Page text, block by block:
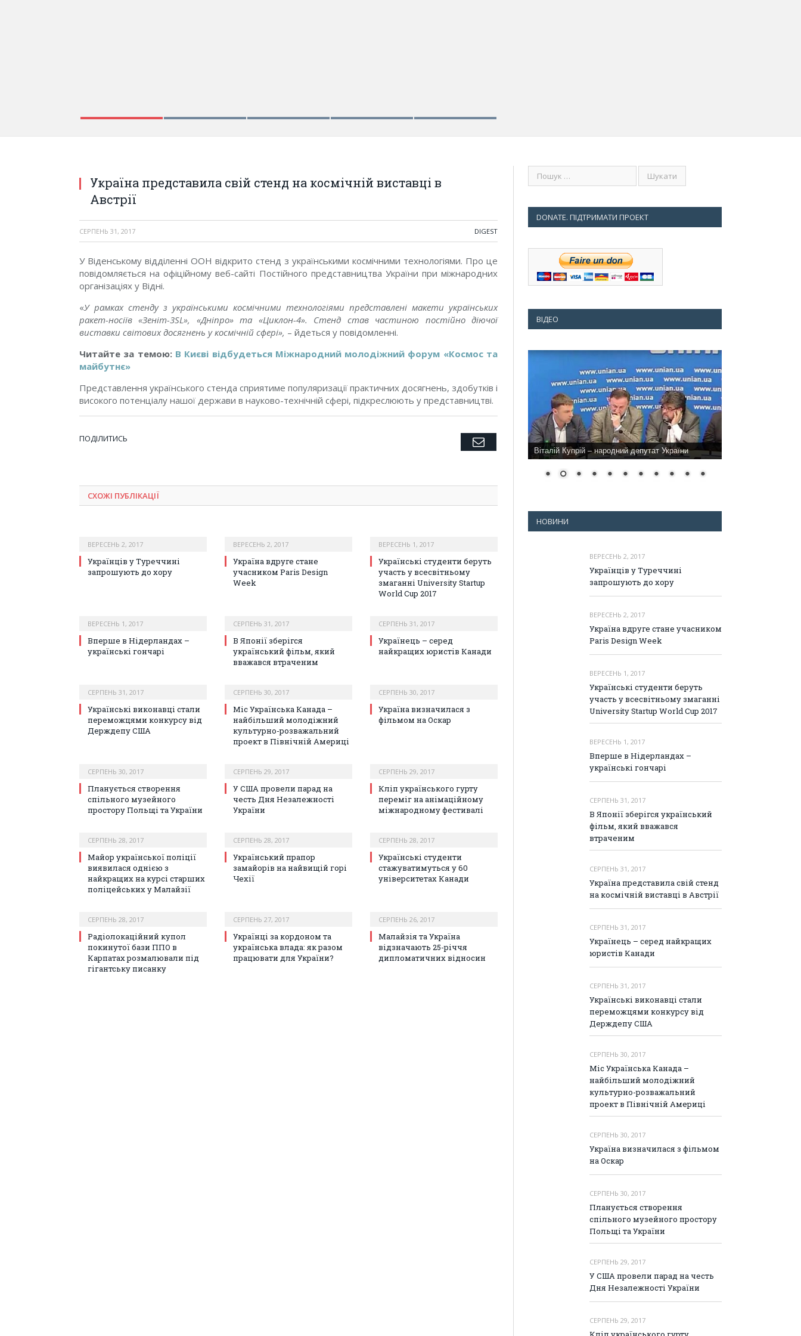
Україна представила свій стенд на космічній виставці в
Австрії
СЕРПЕНЬ 31, 2017 DIGEST
У Віденському відділенні ООН відкрито стенд з українськими космічними технологіями. Про це
повідомляється на офіційному веб-сайті Постійного представництва України при міжнародних
організаціях у Відні.
«У рамках стенду з українськими космічними технологіями представлені макети українських
ракет-носіїв «Зеніт-3SL», «Дніпро» та «Циклон-4». Стенд став частиною постійно діючої
виставки світових досягнень у космічній сфері», – йдеться у повідомленні.
Читайте за темою:В Києві відбудеться Міжнародний молодіжний форум «Космос та
майбутнє»
Представлення українського стенда сприятиме популяризації практичних досягнень, здобутків і
високого потенціалу нашої держави в науково-технічній сфері, підкреслюють у представництві.
ПОДІЛИТИСЬ Twitter
Facebook
Google+
Pinterest
LinkedIn
TumblrEmail
СХОЖІ ПУБЛІКАЦІЇ
ВЕРЕСЕНЬ 2, 2017
Українців у Туреччині
запрошують до хору
ВЕРЕСЕНЬ 2, 2017
Україна вдруге стане
учасником Paris Design
Week
ВЕРЕСЕНЬ 1, 2017
Українські студенти беруть
участь у всесвітньому
змаганні University Startup
World Cup 2017
ВЕРЕСЕНЬ 1, 2017
Вперше в Нідерландах –
українські гончарі
СЕРПЕНЬ 31, 2017
В Японії зберігся
український фільм, який
вважався втраченим
СЕРПЕНЬ 31, 2017
Українець – серед
найкращих юристів Канади
СЕРПЕНЬ 31, 2017
Українські виконавці стали
переможцями конкурсу від
Держдепу США
СЕРПЕНЬ 30, 2017
Міс Українська Канада –
найбільший молодіжний
культурно-розважальний
проект в Північній Америці
СЕРПЕНЬ 30, 2017
Україна визначилася з
фільмом на Оскар
СЕРПЕНЬ 30, 2017
Планується створення
спільного музейного
простору Польщі та України
СЕРПЕНЬ 29, 2017
У США провели парад на
честь Дня Незалежності
України
СЕРПЕНЬ 29, 2017
Кліп українського гурту
переміг на анімаційному
міжнародному фестивалі
СЕРПЕНЬ 28, 2017
Майор української поліції
виявилася однією з
найкращих на курсі старших
поліцейських у Малайзії
СЕРПЕНЬ 28, 2017
Український прапор
замайорів на найвищій горі
Чехії
СЕРПЕНЬ 28, 2017
Українські студенти
стажуватимуться у 60
університетах Канади
СЕРПЕНЬ 28, 2017
Радіолокаційний купол
покинутої бази ППО в
Карпатах розмалювали під
гігантську писанку
СЕРПЕНЬ 27, 2017
Українці за кордоном та
українська влада: як разом
працювати для України?
СЕРПЕНЬ 26, 2017
Малайзія та Україна
відзначають 25-річчя
дипломатичних відносин
DONATE. ПІДТРИМАТИ ПРОЕКТ
ВІДЕО
Віталій Купрій – народний депутат України
НОВИНИ
ВЕРЕСЕНЬ 2, 2017
Українців у Туреччині
запрошують до хору
ВЕРЕСЕНЬ 2, 2017
Україна вдруге стане учасником
Paris Design Week
ВЕРЕСЕНЬ 1, 2017
Українські студенти беруть
участь у всесвітньому змаганні
University Startup World Cup 2017
ВЕРЕСЕНЬ 1, 2017
Вперше в Нідерландах –
українські гончарі
СЕРПЕНЬ 31, 2017
В Японії зберігся український
фільм, який вважався
втраченим
СЕРПЕНЬ 31, 2017
Україна представила свій стенд
на космічній виставці в Австрії
СЕРПЕНЬ 31, 2017
Українець – серед найкращих
юристів Канади
СЕРПЕНЬ 31, 2017
Українські виконавці стали
переможцями конкурсу від
Держдепу США
СЕРПЕНЬ 30, 2017
Міс Українська Канада –
найбільший молодіжний
культурно-розважальний
проект в Північній Америці
СЕРПЕНЬ 30, 2017
Україна визначилася з фільмом
на Оскар
СЕРПЕНЬ 30, 2017
Планується створення
спільного музейного простору
Польщі та України
СЕРПЕНЬ 29, 2017
У США провели парад на честь
Дня Незалежності України
СЕРПЕНЬ 29, 2017